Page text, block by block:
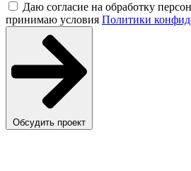
Даю согласие на обработку
принимаю условия Политики
Обсудить проект